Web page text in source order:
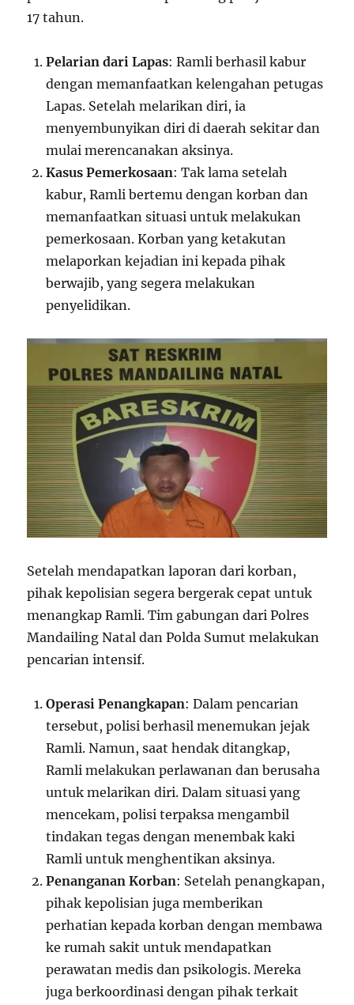
17 tahun.
Pelarian dari Lapas: Ramli berhasil kabur
dengan memanfaatkan kelengahan petugas
Lapas. Setelah melarikan diri, ia
menyembunyikan diri di daerah sekitar dan
mulai merencanakan aksinya.
Kasus Pemerkosaan: Tak lama setelah
kabur, Ramli bertemu dengan korban dan
memanfaatkan situasi untuk melakukan
pemerkosaan. Korban yang ketakutan
melaporkan kejadian ini kepada pihak
berwajib, yang segera melakukan
penyelidikan.
Setelah mendapatkan laporan dari korban,
pihak kepolisian segera bergerak cepat untuk
menangkap Ramli. Tim gabungan dari Polres
Mandailing Natal dan Polda Sumut melakukan
pencarian intensif.
Operasi Penangkapan: Dalam pencarian
tersebut, polisi berhasil menemukan jejak
Ramli. Namun, saat hendak ditangkap,
Ramli melakukan perlawanan dan berusaha
untuk melarikan diri. Dalam situasi yang
mencekam, polisi terpaksa mengambil
tindakan tegas dengan menembak kaki
Ramli untuk menghentikan aksinya.
Penanganan Korban: Setelah penangkapan,
pihak kepolisian juga memberikan
perhatian kepada korban dengan membawa
ke rumah sakit untuk mendapatkan
perawatan medis dan psikologis. Mereka
juga berkoordinasi dengan pihak terkait